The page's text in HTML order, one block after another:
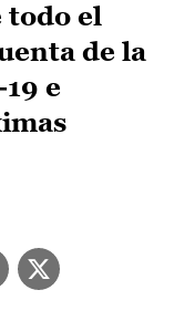
todo el
de la
e